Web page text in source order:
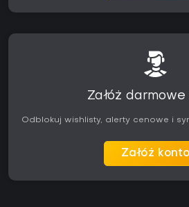
Załóż darmowe
Odblokuj wishlisty, alerty cenowe i
Załóż konto